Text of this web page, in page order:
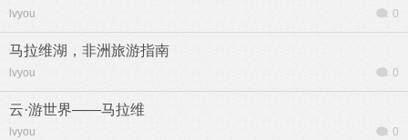
lvyou 0
马拉维湖，非洲旅游指南
lvyou 0
云·游世界——马拉维
lvyou 0